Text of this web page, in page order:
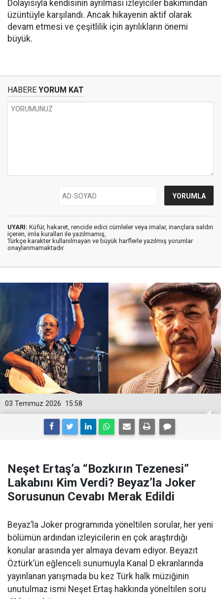
Dolayısıyla kendisinin ayrılması izleyiciler bakımından
üzüntüyle karşılandı. Ancak hikayenin aktif olarak
devam etmesi ve çeşitlilik için ayrılıkların önemi
büyük.
HABERE YORUM KAT
UYARI: Küfür, hakaret, rencide edici cümleler veya imalar, inançlara saldırı
içeren, imla kuralları ile yazılmamış,
Türkçe karakter kullanılmayan ve büyük harflerle yazılmış yorumlar
onaylanmamaktadır.
15:58
03 Temmuz 2026
Neşet Ertaş’a “Bozkırın Tezenesi”
Lakabını Kim Verdi? Beyaz’la Joker
Sorusunun Cevabı Merak Edildi
Beyaz’la Joker programında yöneltilen sorular, her yeni
bölümün ardından izleyicilerin en çok araştırdığı
konular arasında yer almaya devam ediyor. Beyazıt
Öztürk’ün eğlenceli sunumuyla Kanal D ekranlarında
yayınlanan yarışmada bu kez Türk halk müziğinin
unutulmaz ismi Neşet Ertaş hakkında yöneltilen soru